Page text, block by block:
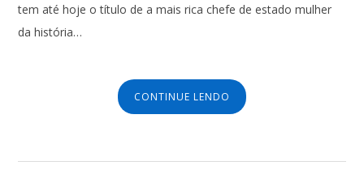
tem até hoje o título de a mais rica chefe de estado mulher
da história…
CONTINUE LENDO